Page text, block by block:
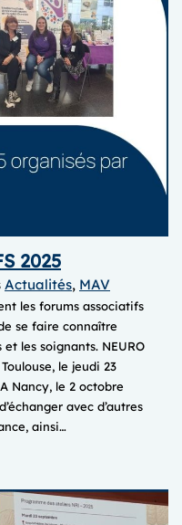
2025
Actualités, MAV
les forums associatifs
se faire connaître
les soignants. NEURO
le jeudi 23
Nancy, le 2 octobre
avec d’autres
ainsi…